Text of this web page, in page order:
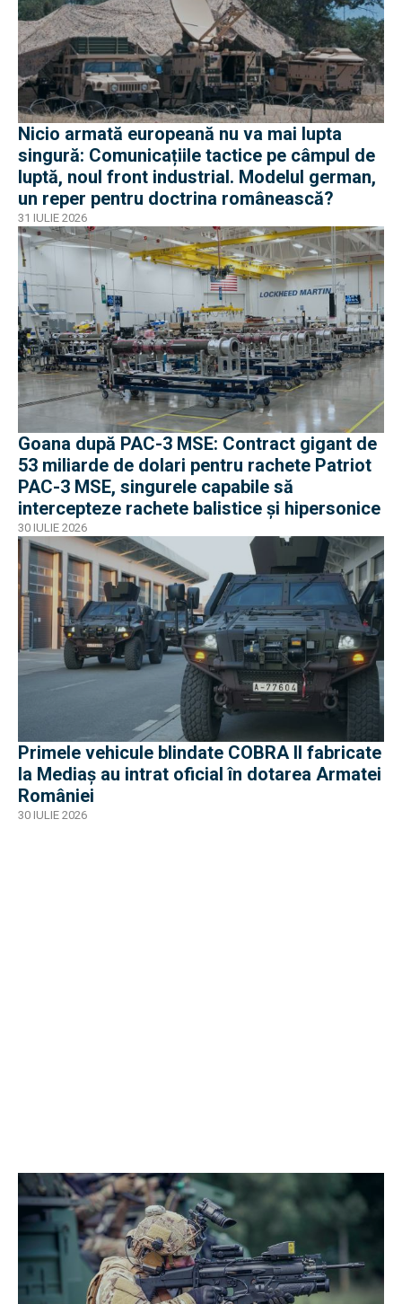
Nicio armată europeană nu va mai lupta
singură: Comunicațiile tactice pe câmpul de
luptă, noul front industrial. Modelul german,
un reper pentru doctrina românească?
31 IULIE 2026
Goana după PAC-3 MSE: Contract gigant de
53 miliarde de dolari pentru rachete Patriot
PAC-3 MSE, singurele capabile să
intercepteze rachete balistice și hipersonice
30 IULIE 2026
Primele vehicule blindate COBRA II fabricate
la Mediaș au intrat oficial în dotarea Armatei
României
30 IULIE 2026